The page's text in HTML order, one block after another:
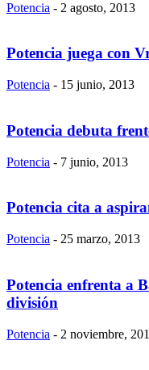
Potencia - 2 agosto, 2013
Potencia juega con
Potencia - 15 junio, 2013
Potencia debuta
Potencia - 7 junio, 2013
Potencia cita a
Potencia - 25 marzo, 2013
Potencia enfrenta a
división
Potencia - 2 noviembre,